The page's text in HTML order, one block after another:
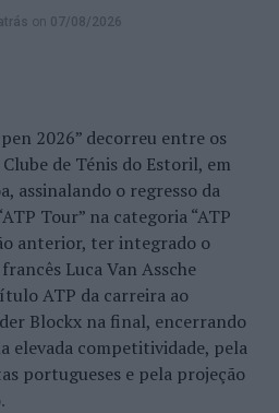
on 07/08/2026
2026” decorreu entre os
de Ténis do Estoril, em
assinalando o regresso da
Tour” na categoria “ATP
anterior, ter integrado o
Luca Van Assche
ATP da carreira ao
Blockx na final, encerrando
elevada competitividade, pela
portugueses e pela projeção